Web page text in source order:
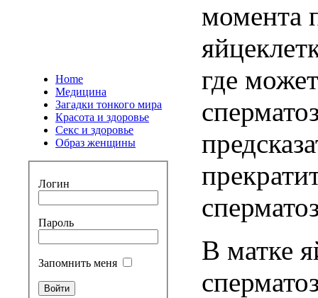
Home
Медицина
Загадки тонкого мира
Красота и здоровье
Секс и здоровье
Образ женщины
Логин
Пароль
Запомнить меня
момента
где может
В матке